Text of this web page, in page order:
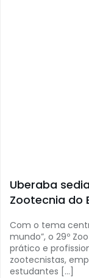
Uberaba
Zootecnia do
Com o tema
mundo”, o 29º
prático e
zootecnistas,
estudantes […]